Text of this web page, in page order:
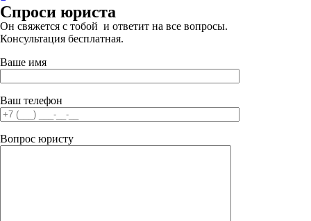
Спроси юриста
Он свяжется с тобой и ответит на все вопросы.
Консультация бесплатная.
Ваше имя
Ваш телефон
Вопрос юристу